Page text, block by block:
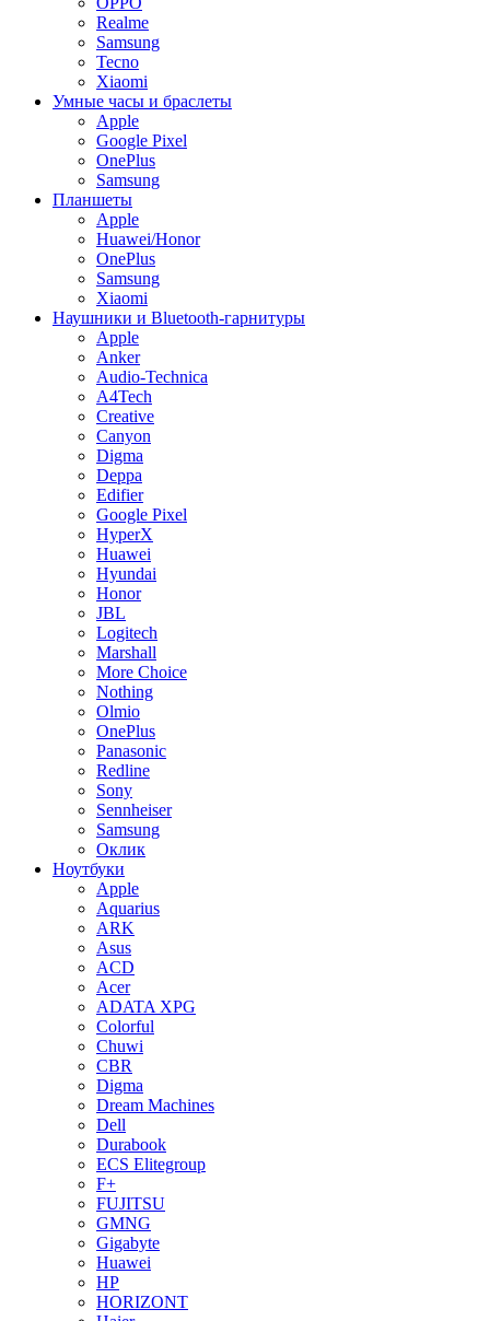
Realme
Samsung
Tecno
Xiaomi
Умные часы и браслеты
Apple
Google Pixel
OnePlus
Samsung
Планшеты
Apple
Huawei/Honor
OnePlus
Samsung
Xiaomi
Наушники и Bluetooth-гарнитуры
Apple
Anker
Audio-Technica
A4Tech
Creative
Canyon
Digma
Deppa
Edifier
Google Pixel
HyperX
Huawei
Hyundai
Honor
JBL
Logitech
Marshall
More Choice
Nothing
Olmio
OnePlus
Panasonic
Redline
Sony
Sennheiser
Samsung
Оклик
Ноутбуки
Apple
Aquarius
ARK
Asus
ACD
Acer
ADATA XPG
Colorful
Chuwi
CBR
Digma
Dream Machines
Dell
Durabook
ECS Elitegroup
F+
FUJITSU
GMNG
Gigabyte
Huawei
HP
HORIZONT